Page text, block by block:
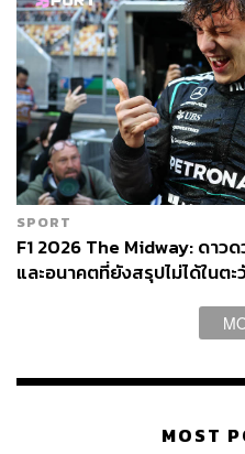
ข้ามมาถึงโมนาโกเมื่อสัปดา
เชิญให้ไปดูภาพยนตร์F1ที่นำ
บางคนพาแฟนสาวไปด้วย แต่
ดังนั้นคนที่ไปกับผมในค่ำคืนนั้
เอง ผมจำไม่ได้ว่าเข้าโรงห
สำคัญคือมันแปลกมากที่เรา
เราต้องนั่งเงียบๆ ดูหนังด้วย
เรื่องนี้ ผมไม่ได้รับอนุญาตให้
รู้ว่าพวกคุณทุกคนคิดอย่างไรกั
ฉายในเดือนหน้า
SPORT
F1 2026 The Midway: ดาว
และอนาคตที่ยังสรุปไม่ได้ในต
MOST